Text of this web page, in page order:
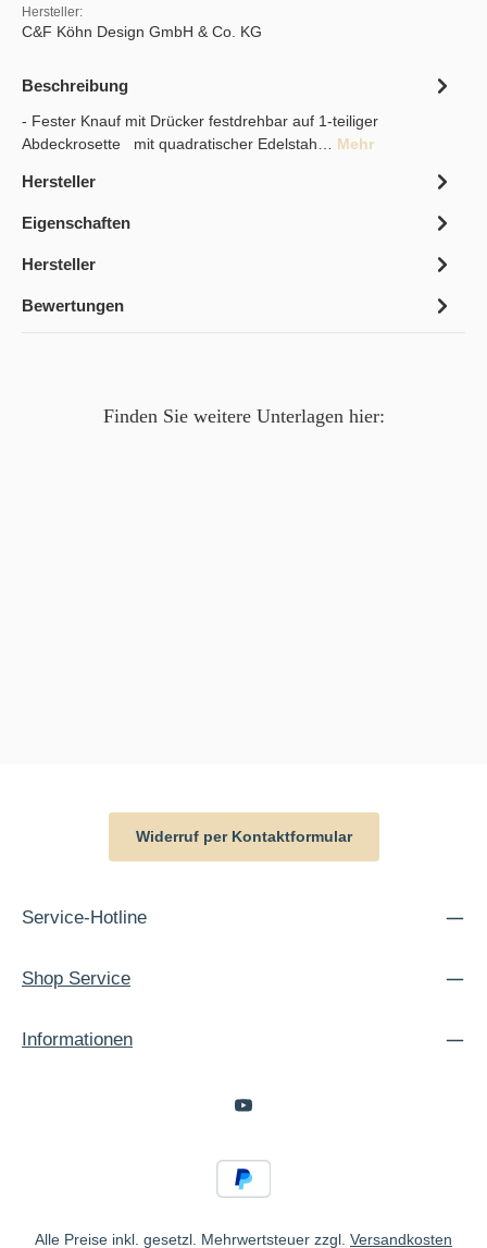
Hersteller:
C&F Köhn Design GmbH & Co. KG
Beschreibung
- Fester Knauf mit Drücker festdrehbar auf 1-teiliger
Abdeckrosette mit quadratischer Edelstah… Mehr
Hersteller
Eigenschaften
Hersteller
Bewertungen
Finden Sie weitere Unterlagen hier:
Widerruf per Kontaktformular
Service-Hotline
Shop Service
Informationen
Alle Preise inkl. gesetzl. Mehrwertsteuer zzgl. Versandkosten